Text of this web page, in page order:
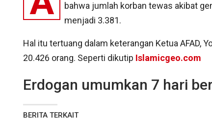
bahwa jumlah korban tewas akibat
menjadi 3.381.
Hal itu tertuang dalam keterangan Ketua AFAD,
20.426 orang. Seperti dikutip Islamicgeo.com
Erdogan umumkan 7 hari
BERITA TERKAIT